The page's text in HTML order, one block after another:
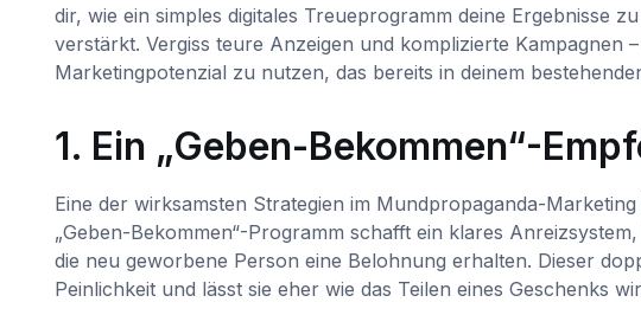
dir, wie ein simples digitales Treueprogramm deine Ergebnisse
verstärkt. Vergiss teure Anzeigen und komplizierte Kampagnen
Marketingpotenzial zu nutzen, das bereits in deinem
1. Ein „Geben-Bekommen“-
Eine der wirksamsten Strategien im Mundpropaganda-
„Geben-Bekommen“-Programm schafft ein klares
die neu geworbene Person eine Belohnung erhalten. Dieser
Peinlichkeit und lässt sie eher wie das Teilen eines Geschenks